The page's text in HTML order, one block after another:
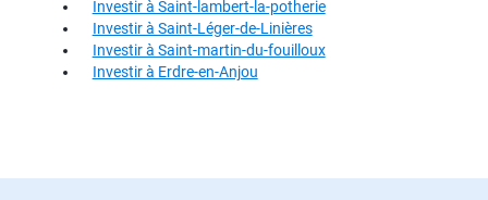
Investir à Saint-lambert-la-potherie
Investir à Saint-Léger-de-Linières
Investir à Saint-martin-du-fouilloux
Investir à Erdre-en-Anjou